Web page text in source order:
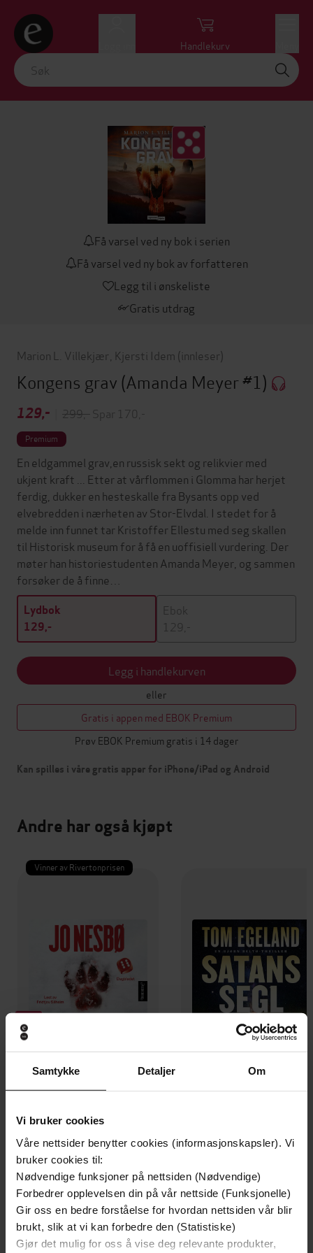
Samtykke Detaljer Om
Vi bruker cookies
Våre nettsider benytter cookies (informasjonskapsler). Vi
bruker cookies til:
Nødvendige funksjoner på nettsiden (Nødvendige)
Forbedrer opplevelsen din på vår nettside (Funksjonelle)
Gir oss en bedre forståelse for hvordan nettsiden vår blir
brukt, slik at vi kan forbedre den (Statistiske)
Gjør det mulig for oss å vise deg relevante produkter,
Handlekurv
Få varsel ved ny bok i serien
Få varsel ved ny bok av forfatteren
Legg til i ønskeliste
Gratis utdrag
Marion L. Villekjær Kjersti Idem (innleser)
Kongens grav (Amanda Meyer #1)
129,- 299,- Spar 170,-
Premium
En eldgammel grav,en russisk sekt og relikvier med
ukjent kraft ... Etter at vårflommen i Glomma har herjet
ferdig, dukker en hesteskalle fra Bysants opp ved
elvebredden i nærheten av Stor-Elvdal. I stedet for å
melde inn funnet tar Kristoffer Ellestu med seg skallen
til Historisk museum for å få en uoffisiell vurdering. Der
møter han historiestudenten Amanda Meyer, og sammen
forsøker de å finne…
Lydbok
129,-
Ebok
129,-
Legg i handlekurven
eller
Gratis i appen med EBOK Premium
Prøv EBOK Premium gratis i 14 dager
Kan spilles i våre gratis apper for iPhone/iPad og Android
Andre har også kjøpt
Vinner av Rivertonprisen
129,-
Minnesota
Jo Nesbø
399,-
Satans segl
Forfattere Marion L. Villekjær(forfatter),Kjersti
Idem(innleser)